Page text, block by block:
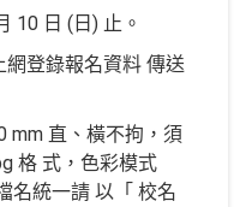
10 日 (日) 止。
登錄報名資料 傳送
mm 直、橫不拘，須
格 式，色彩模式
名統一請 以「 校名